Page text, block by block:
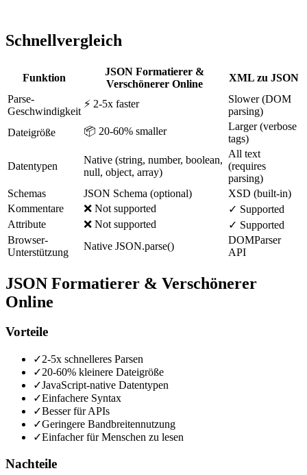
Schnellvergleich
Funktion
JSON Formatierer &
Verschönerer Online
XML zu JSON
Parse-
Geschwindigkeit
⚡ 2-5x faster
Slower (DOM
parsing)
Dateigröße
📦 20-60% smaller
Larger (verbose
tags)
Datentypen
Native (string, number, boolean,
null, object, array)
All text
(requires
parsing)
Schemas
JSON Schema (optional)
XSD (built-in)
Kommentare
❌ Not supported
✓ Supported
Attribute
❌ Not supported
✓ Supported
Browser-
Unterstützung
Native JSON.parse()
DOMParser
API
JSON Formatierer & Verschönerer
Online
Vorteile
✓2-5x schnelleres Parsen
✓20-60% kleinere Dateigröße
✓JavaScript-native Datentypen
✓Einfachere Syntax
✓Besser für APIs
✓Geringere Bandbreitennutzung
✓Einfacher für Menschen zu lesen
Nachteile